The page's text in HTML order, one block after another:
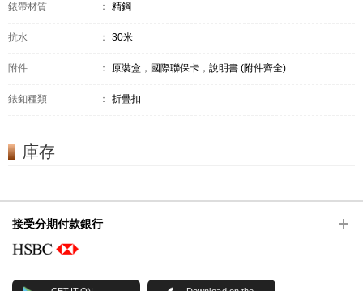
錶帶材質 ： 精鋼
抗水 ： 30米
附件 ： 原裝盒，國際聯保卡，說明書 (附件齊全)
錶釦種類 ： 折疊扣
庫存
接受分期付款銀行